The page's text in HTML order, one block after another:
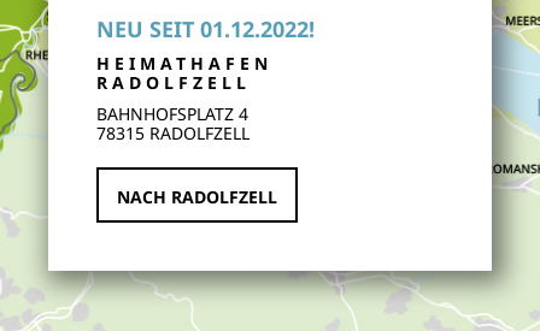
NEU SEIT 01.12.2022!
HEIMATHAFEN
RADOLFZELL
BAHNHOFSPLATZ 4
78315 RADOLFZELL
NACH RADOLFZELL